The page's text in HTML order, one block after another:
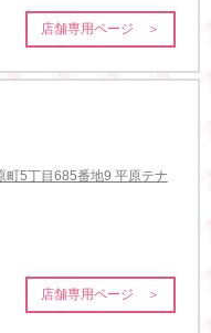
店舗専用ページ ＞
町5丁目685番地9 平原テナ
店舗専用ページ ＞